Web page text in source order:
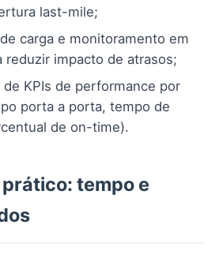
last-mile;
carga e monitoramento em
reduzir impacto de atrasos;
de KPIs de performance por
porta a porta, tempo de
de on-time).
tempo e